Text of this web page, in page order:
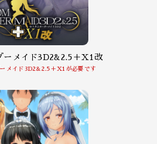
ーメイド3D2&2.5＋X1改
メイド3D2&2.5＋X1が必要です